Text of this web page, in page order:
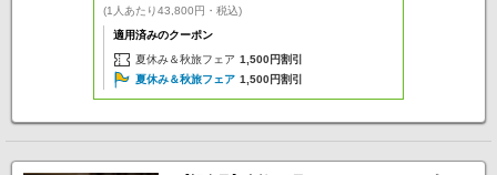
(1人あたり43,800円・税込)
適用済みのクーポン
夏休み＆秋旅フェア 1,500円割引
夏休み＆秋旅フェア 1,500円割引